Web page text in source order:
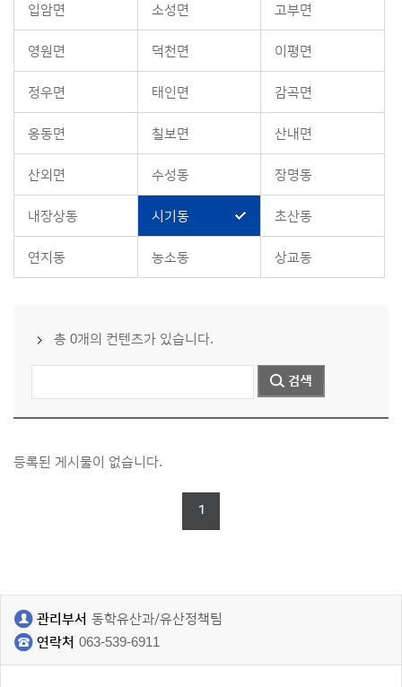
입암면 소성면 고부면
영원면 덕천면 이평면
정우면 태인면 감곡면
옹동면 칠보면 산내면
산외면 수성동 장명동
내장상동 시기동 초산동
연지동 농소동 상교동
총 0개의 컨텐츠가 있습니다.
등록된 게시물이 없습니다.
1
관리부서 동학유산과/유산정책팀
연락처 063-539-6911